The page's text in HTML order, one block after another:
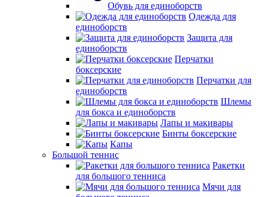
Обувь для единоборств
Одежда для
единоборств
Защита для
единоборств
Перчатки
боксерские
Перчатки для
единоборств
Шлемы
для бокса и единоборств
Лапы и макивары
Бинты боксерские
Капы
Большой теннис
Ракетки
для большого тенниса
Мячи для